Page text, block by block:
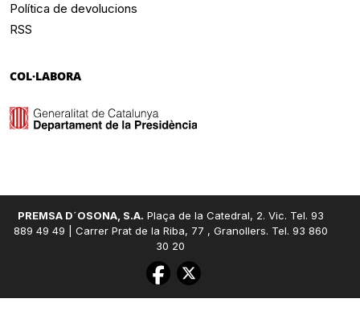
Política de devolucions
RSS
COL·LABORA
PREMSA D´OSONA, S.A. Plaça de la Catedral, 2. Vic. Tel. 93
889 49 49 | Carrer Prat de la Riba, 77 , Granollers. Tel. 93 860
30 20